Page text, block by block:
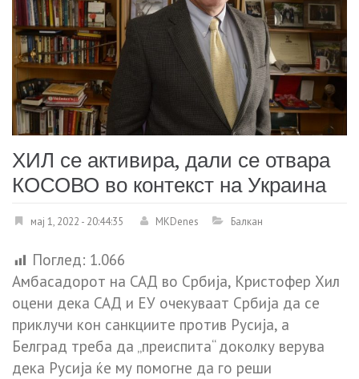
ХИЛ се активира, дали се отвара
КОСОВО во контекст на Украина
мај 1, 2022 - 20:44:35 MKDenes Балкан
Поглед: 1.066
Амбасадорот на САД во Србија, Кристофер Хил
оцени дека САД и ЕУ очекуваат Србија да се
приклучи кон санкциите против Русија, а
Белград треба да „преиспита“ доколку верува
дека Русија ќе му помогне да го реши